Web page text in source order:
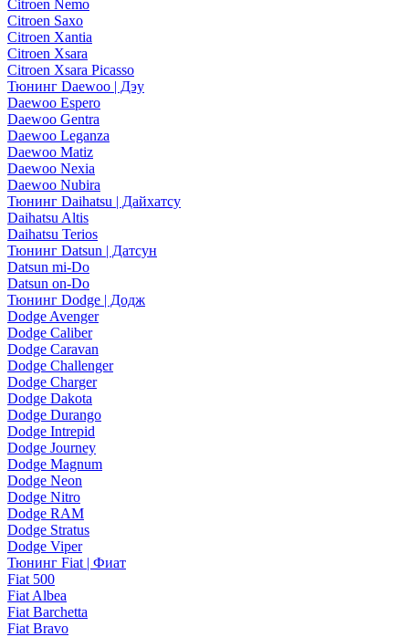
Citroen Nemo
Citroen Saxo
Citroen Xantia
Citroen Xsara
Citroen Xsara Picasso
Тюнинг Daewoo | Дэу
Daewoo Espero
Daewoo Gentra
Daewoo Leganza
Daewoo Matiz
Daewoo Nexia
Daewoo Nubira
Тюнинг Daihatsu | Дайхатсу
Daihatsu Altis
Daihatsu Terios
Тюнинг Datsun | Датсун
Datsun mi-Do
Datsun on-Do
Тюнинг Dodge | Додж
Dodge Avenger
Dodge Caliber
Dodge Caravan
Dodge Challenger
Dodge Charger
Dodge Dakota
Dodge Durango
Dodge Intrepid
Dodge Journey
Dodge Magnum
Dodge Neon
Dodge Nitro
Dodge RAM
Dodge Stratus
Dodge Viper
Тюнинг Fiat | Фиат
Fiat 500
Fiat Albea
Fiat Barchetta
Fiat Bravo